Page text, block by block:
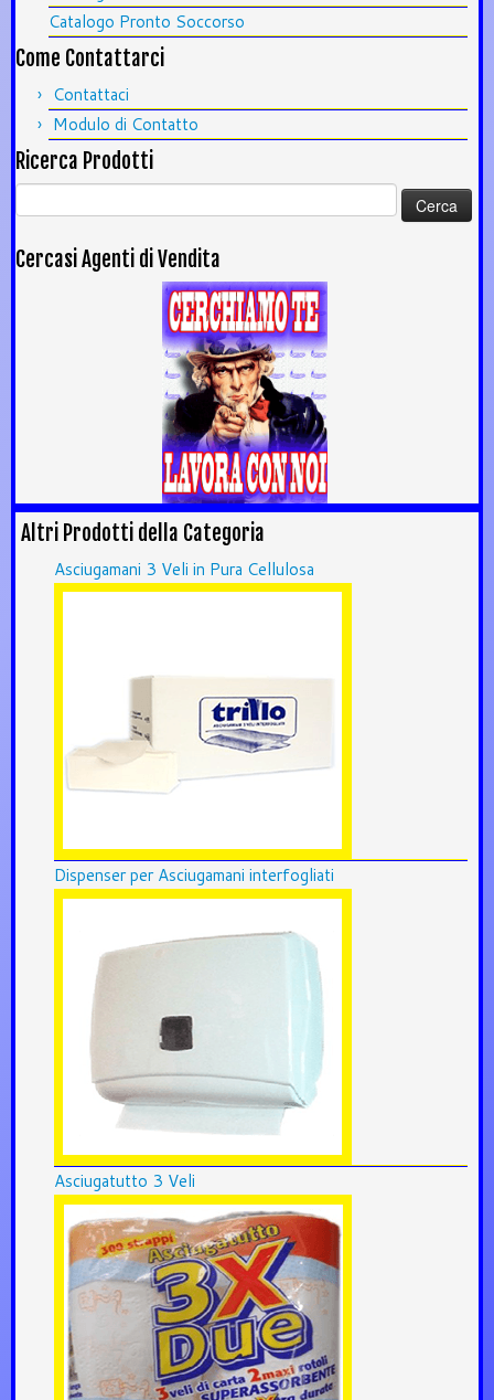
Catalogo Pronto Soccorso
Come Contattarci
Contattaci
Modulo di Contatto
Ricerca Prodotti
Ricerca
per:
Cercasi Agenti di Vendita
Altri Prodotti della Categoria
Asciugamani 3 Veli in Pura Cellulosa
Dispenser per Asciugamani interfogliati
Asciugatutto 3 Veli